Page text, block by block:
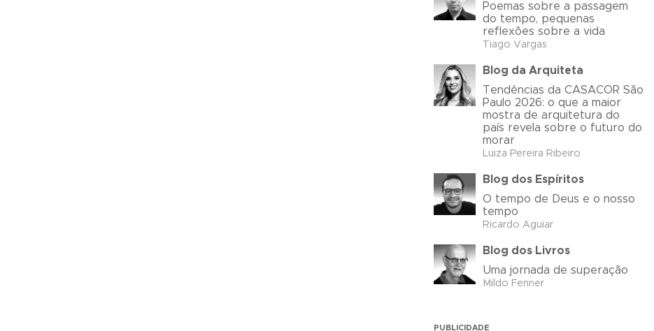
Poemas sobre a passagem
do tempo, pequenas
reflexões sobre a vida
Tiago Vargas
Blog da Arquiteta
Tendências da CASACOR São
Paulo 2026: o que a maior
mostra de arquitetura do
país revela sobre o futuro do
morar
Luiza Pereira Ribeiro
Blog dos Espíritos
O tempo de Deus e o nosso
tempo
Ricardo Aguiar
Blog dos Livros
Uma jornada de superação
Mildo Fenner
PUBLICIDADE